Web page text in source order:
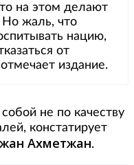
на этом делают
Но жаль, что
нацию,
от
издание.
не по качеству
констатирует
Ахметжан.